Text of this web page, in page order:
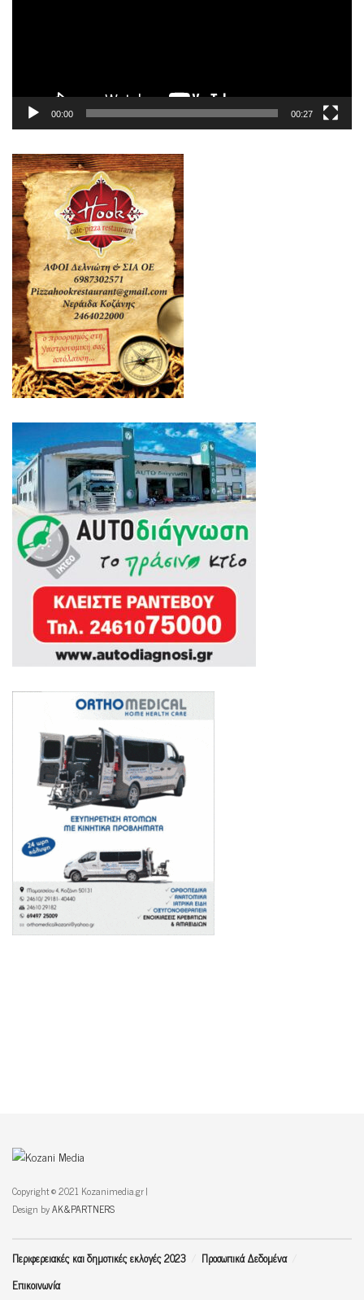
00:00 00:27
Copyright © 2021 Kozanimedia.gr |
Design byAK&PARTNERS
Περιφερειακές και δημοτικές εκλογές 2023
Προσωπικά Δεδομένα
Επικοινωνία